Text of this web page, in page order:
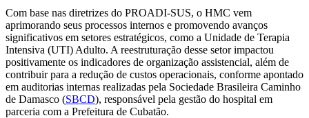
Com base nas diretrizes do PROADI-SUS, o HMC vem
aprimorando seus processos internos e promovendo avanços
significativos em setores estratégicos, como a Unidade de Terapia
Intensiva (UTI) Adulto. A reestruturação desse setor impactou
positivamente os indicadores de organização assistencial, além de
contribuir para a redução de custos operacionais, conforme apontado
em auditorias internas realizadas pela Sociedade Brasileira Caminho
de Damasco (SBCD), responsável pela gestão do hospital em
parceria com a Prefeitura de Cubatão.